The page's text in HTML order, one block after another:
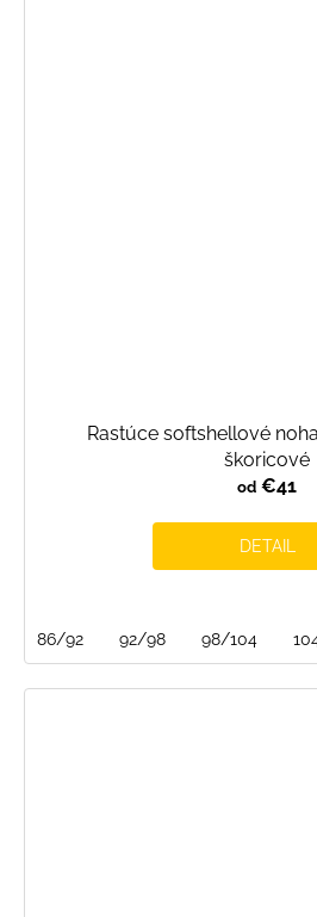
Rastúce softshellové
škoricové
od €41
DETAIL
86/92 92/98 98/104